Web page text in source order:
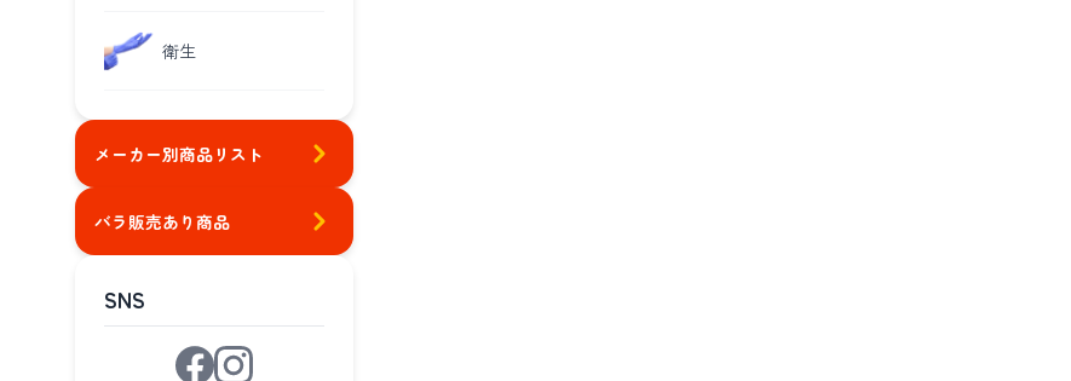
衛生
メーカー別商品リスト
バラ販売あり商品
SNS